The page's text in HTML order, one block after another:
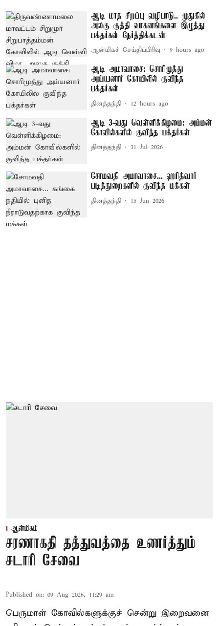
ஆடி மாத சிறப்பு வழிபாடு.. முதுகில்
அலகு குத்தி வாகனங்களை இழுத்து
பக்தர்கள் நேர்த்திக்கடன்
ஆன்மிகச் செய்திப்பிரிவு 9 hours ago
ஆடி அமாவாசை: சொரிமுத்து
அய்யனார் கோயிலில் குவிந்த
பக்தர்கள்
தினத்தந்தி 12 hours ago
ஆடி 3-வது வெள்ளிக்கிழமை: அம்மன்
கோவில்களில் குவிந்த பக்தர்கள்
தினத்தந்தி 31 Jul 2026
சோமவதி அமாவாசை... ஹரித்வார்
படித்துறைகளில் குவிந்த மக்கள்
தினத்தந்தி 15 Jun 2026
ஆன்மிகம்
சரணாகதி தத்துவத்தை உணர்த்தும்
சடாரி சேவை
Published on: 09 Aug 2026, 11:29 am
பெருமாள் கோவில்களுக்குச் சென்று இறைவனை